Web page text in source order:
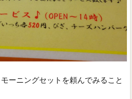
ーニングセットを頼んでみること